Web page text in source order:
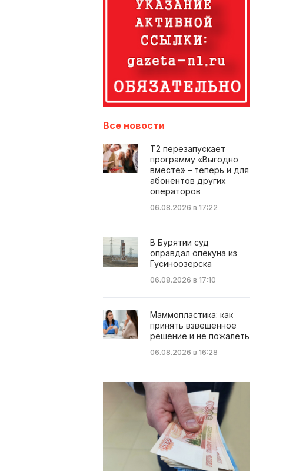
Все новости
Т2 перезапускает
программу «Выгодно
вместе» – теперь и для
абонентов других
операторов
06.08.2026 в 17:22
В Бурятии суд
оправдал опекуна из
Гусиноозерска
06.08.2026 в 17:10
Маммопластика: как
принять взвешенное
решение и не пожалеть
06.08.2026 в 16:28